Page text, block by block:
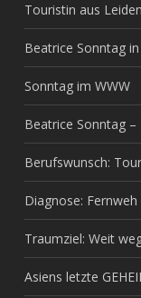
Touristin aus
Beatrice Sonntag
Sonntag im WWW
Beatrice Sonntag
Berufswunsch:
Diagnose: Fernweh
Traumziel: Weit
Asiens letzte